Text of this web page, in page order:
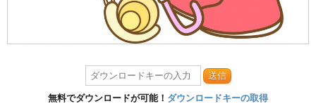
送信
無料でダウンロードが可能！ ダウンロードキーの取得